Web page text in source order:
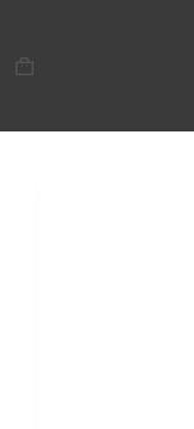
Καλάθι